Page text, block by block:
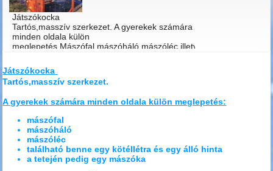
Játszókocka
Tartós,masszív szerkezet. A gyerekek számára
minden oldala külön
meglepetés.Mászófal,mászóháló,mászóléc,illetve
a tetején pedig egy mászóka. ,Anyaga :
borovifenyő Méretek: 180 cm x 180 cm x 200
cm
Játszókocka
Tartós,masszív szerkezet.
A gyerekek számára minden oldala külön meglepetés:
mászófal
mászóháló
mászóléc
található benne egy kötéllétra és egy álló hinta
a tetején pedig egy mászóka